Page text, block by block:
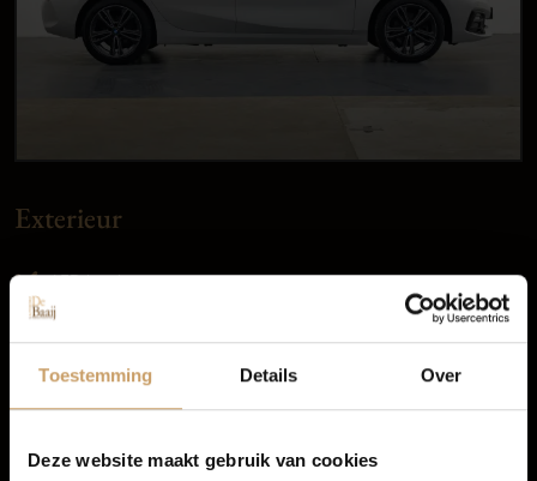
Toestemming Details Over
Deze website maakt gebruik van cookies
Exterieur
LED koplampen
Elektrisch glazen panorama-dak
Buitenspiegels verwarmbaar
Occasions
Autolease
Financiering